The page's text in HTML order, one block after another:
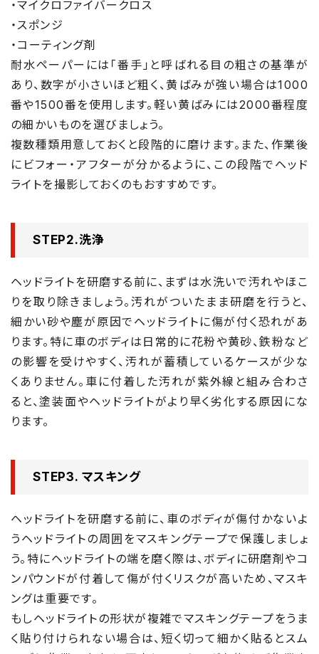
・マイクロファイバークロス
・スポンジ
・コーティング剤
耐水ペーパーには「番手」と呼ばれる目の粗さの基準が
あり、数字が小さいほど粗く、黄ばみが強い場合は1000
番や1500番を使用します。軽い黄ばみには2000番程度
の細かいものを選びましょう。
複数種類用意しておくと段階的に磨けます。また、作業後
にビフォー・アフターが分かるように、この段階でヘッド
ライトを撮影しておくのもおすすめです。
STEP2.洗浄
ヘッドライトを研磨する前に、まずは水洗いで汚れやほこ
りを取り除きましょう。汚れがついたまま研磨を行うと、
細かい砂や塵が原因でヘッドライトに傷が付く恐れがあ
ります。特に車のボディは日常的に花粉や黄砂、鉄粉など
の影響を受けやすく、汚れが蓄積しているケースが少な
くありません。車に付着した汚れが紫外線と組み合わさ
ると、塗装面やヘッドライトがより早く劣化する原因にな
ります。
STEP3. マスキング
ヘッドライトを研磨する前に、車のボディが傷付かないよ
うヘッドライトの周囲をマスキングテープで保護しましょ
う。特にヘッドライトの端を磨く際は、ボディに研磨剤やコ
ンパウンドが付着して傷が付くリスクが高いため、マスキ
ングは重要です。
もしヘッドライトの形状が複雑でマスキングテープをうま
く貼り付けられない場合は、短く切って細かく貼るとスム